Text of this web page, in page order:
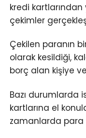
kredi
çekimler
Çekilen paranın
olarak kesildiği,
borç alan kişiye
Bazı durumlarda
kartlarına el
zamanlarda para